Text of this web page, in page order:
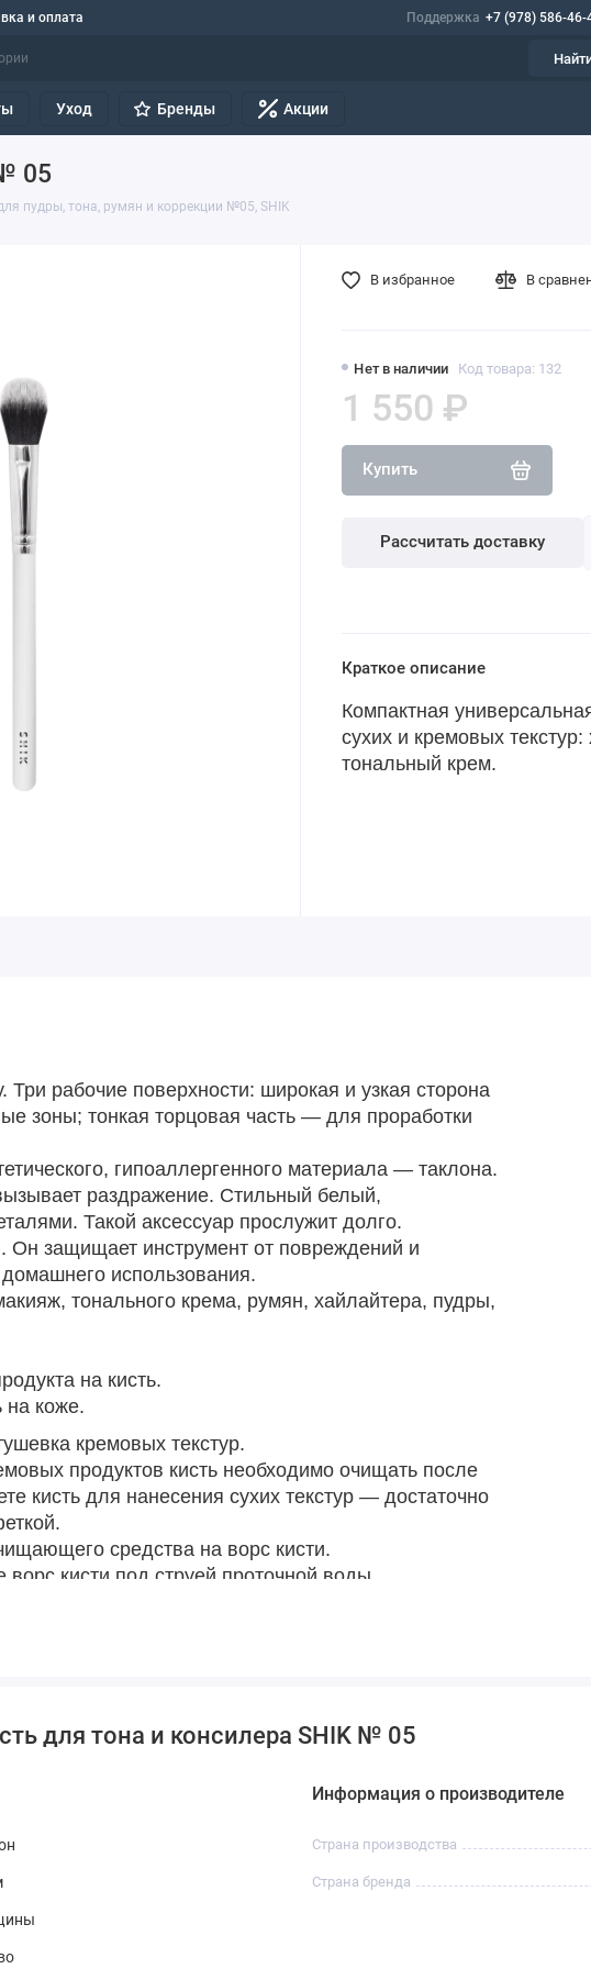
и оплата Поддержка +7 (978) 586-46-
Уход Бренды Акции
05
пудры, тона, румян и коррекции №05, SHIK
Нет в наличии Код товара: 132
1 550 ₽
Купить
Рассчитать доставку
В избранное В
Краткое описание
Компактная
сухих и кремовых
тональный крем.
рабочие поверхности: широкая и узкая сторона
зоны; тонкая торцовая часть — для проработки
гипоаллергенного материала — таклона.
раздражение. Стильный белый,
Такой аксессуар прослужит долго.
Он защищает инструмент от повреждений и
использования.
тонального крема, румян, хайлайтера, пудры,
на кисть.
на коже.
кремовых текстур.
продуктов кисть необходимо очищать после
кисть для нанесения сухих текстур — достаточно
средства на ворс кисти.
кисти под струей проточной воды.
для тона и консилера SHIK № 05
Информация о производителе
Страна производства
Страна бренда